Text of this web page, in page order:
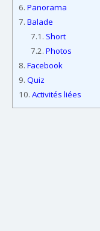
6. Panorama
7. Balade
7.1. Short
7.2. Photos
8. Facebook
9. Quiz
10. Activités liées